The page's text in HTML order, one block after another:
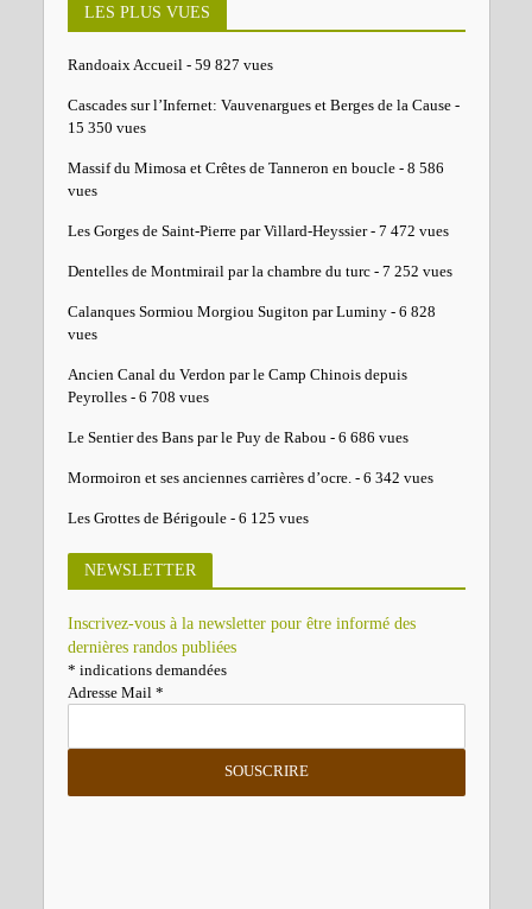
LES PLUS VUES
Randoaix Accueil - 59 827 vues
Cascades sur l’Infernet: Vauvenargues et Berges de la Cause-
15 350 vues
Massif du Mimosa et Crêtes de Tanneron en boucle- 8 586
vues
Les Gorges de Saint-Pierre par Villard-Heyssier- 7 472 vues
Dentelles de Montmirail par la chambre du turc- 7 252 vues
Calanques Sormiou Morgiou Sugiton par Luminy- 6 828
vues
Ancien Canal du Verdon par le Camp Chinois depuis
Peyrolles- 6 708 vues
Le Sentier des Bans par le Puy de Rabou - 6 686 vues
Mormoiron et ses anciennes carrières d’ocre. - 6 342 vues
Les Grottes de Bérigoule- 6 125 vues
NEWSLETTER
Inscrivez-vous à la newsletter pour être informé des
dernières randos publiées
* indications demandées
Adresse Mail *